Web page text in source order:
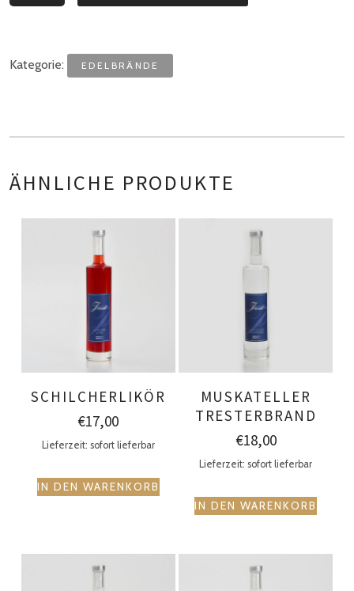
Tresterbrand
Kategorie: EDELBRÄNDE
ÄHNLICHE PRODUKTE
SCHILCHERLIKÖR
€17,00
Lieferzeit: sofort lieferbar
IN DEN WARENKORB
MUSKATELLER
TRESTERBRAND
€18,00
Lieferzeit: sofort lieferbar
IN DEN WARENKORB